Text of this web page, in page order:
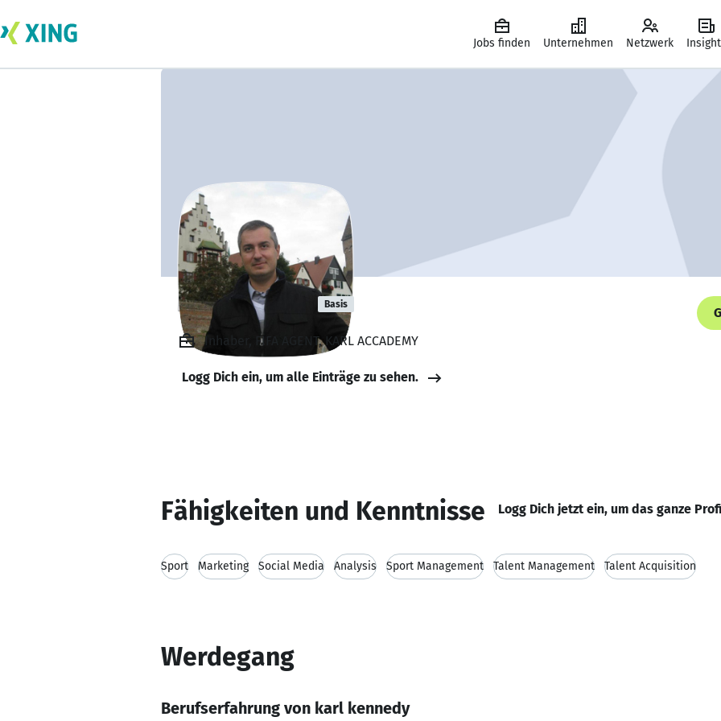
Jobs finden Unternehmen Netzwerk
karl kennedy Basis
Inhaber, FIFA AGENT, KARL ACCADEMY
Logg Dich ein, um alle Einträge zu sehen.
Fähigkeiten und Kenntnisse Logg Dich jetzt ein, um das ganze
Sport Marketing Social Media Analysis Sport Management Talent Management Talent Acquisition
Werdegang
Berufserfahrung von karl kennedy